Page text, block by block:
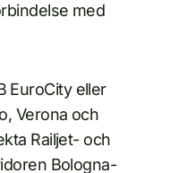
med
EuroCity eller
Verona och
Railjet- och
Bologna-